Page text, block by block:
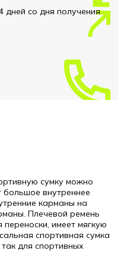
дней со дня получения
сумку можно
большое внутреннее
карманы на
Плечевой ремень
переноски, имеет мягкую
спортивная сумка
для спортивных